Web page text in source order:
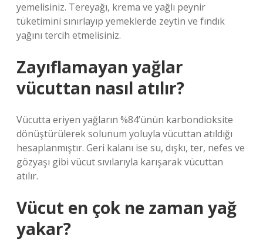
yemelisiniz. Tereyağı, krema ve yağlı peynir
tüketimini sınırlayıp yemeklerde zeytin ve fındık
yağını tercih etmelisiniz.
Zayıflamayan yağlar
vücuttan nasıl atılır?
Vücutta eriyen yağların %84’ünün karbondioksite
dönüştürülerek solunum yoluyla vücuttan atıldığı
hesaplanmıştır. Geri kalanı ise su, dışkı, ter, nefes ve
gözyaşı gibi vücut sıvılarıyla karışarak vücuttan
atılır.
Vücut en çok ne zaman yağ
yakar?